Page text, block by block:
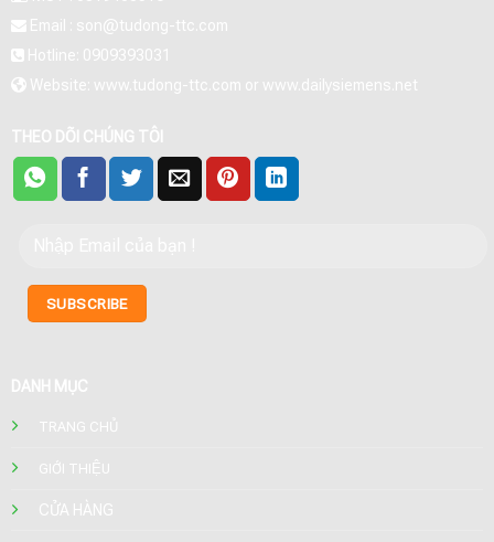
Email : son@tudong-ttc.com
Hotline: 0909393031
Website: www.tudong-ttc.com or www.dailysiemens.net
THEO DÕI CHÚNG TÔI
DANH MỤC
TRANG CHỦ
GIỚI THIỆU
CỬA HÀNG